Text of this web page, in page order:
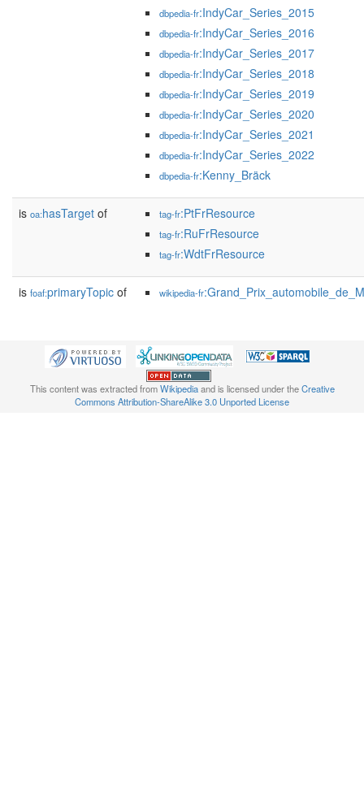
dbpedia-fr:IndyCar_Series_2015
dbpedia-fr:IndyCar_Series_2016
dbpedia-fr:IndyCar_Series_2017
dbpedia-fr:IndyCar_Series_2018
dbpedia-fr:IndyCar_Series_2019
dbpedia-fr:IndyCar_Series_2020
dbpedia-fr:IndyCar_Series_2021
dbpedia-fr:IndyCar_Series_2022
dbpedia-fr:Kenny_Bräck
is oa:hasTarget of tag-fr:PtFrResource
tag-fr:RuFrResource
tag-fr:WdtFrResource
is foaf:primaryTopic of wikipedia-fr
This content was extracted fromWikipediaand is licensed under theCreative
Commons Attribution-ShareAlike 3.0 Unported License